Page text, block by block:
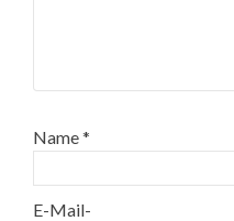
Name*
E-Mail-